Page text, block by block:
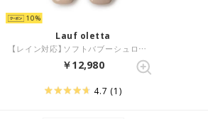
10
Lauf oletta
【レイン対応】ソフトバブーシュローファー ALL-WEATHER(LRH107) （BEIGE-E）
￥12,980
4.7 (1)